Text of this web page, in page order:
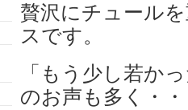
贅沢にチュール
スです。
「もう少し若か
のお声も多く・